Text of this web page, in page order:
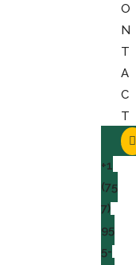
O
N
T
A
C
T
+1
(75
7)
95
5-